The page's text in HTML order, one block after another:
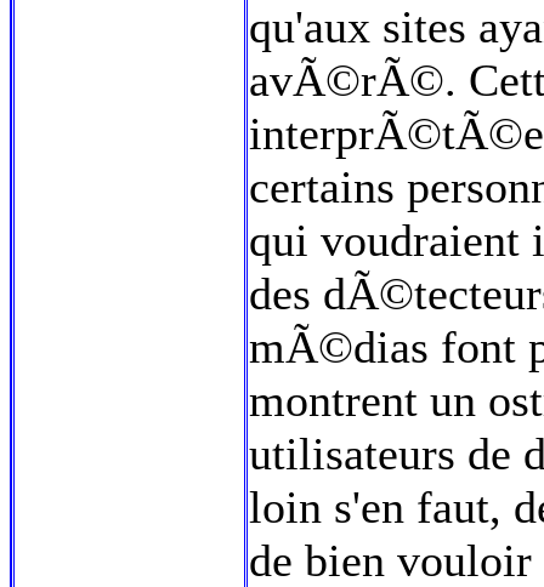
qu'aux sites
avÃ©rÃ©.
interprÃ©tÃ©e
certains
qui voudraient
des
mÃ©dias font
montrent un
utilisateurs de
loin s'en faut,
de bien